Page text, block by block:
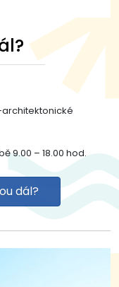
9.00 – 18.00 hod.
dál?